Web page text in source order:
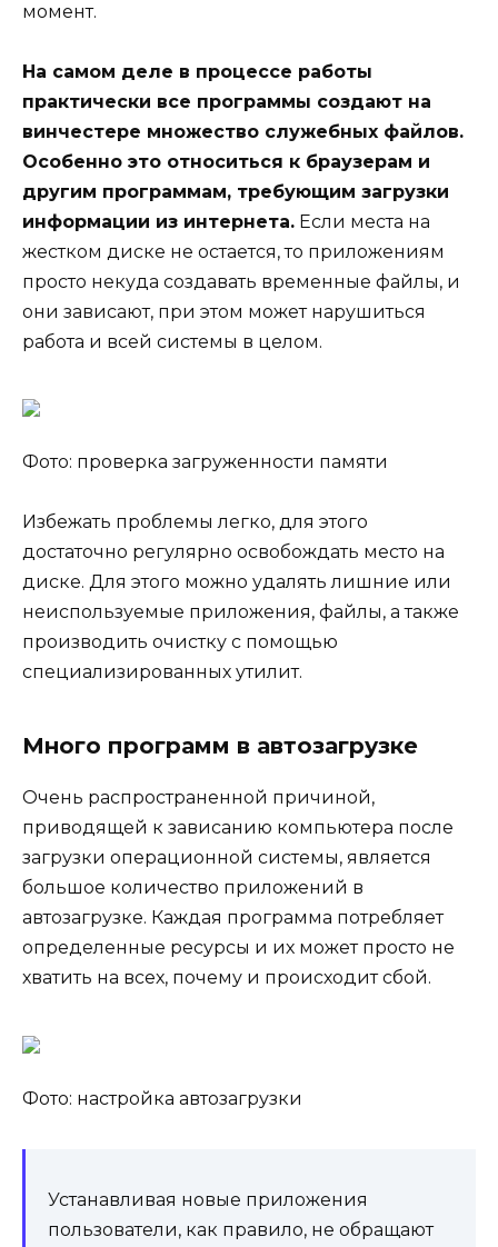
момент.
На самом деле в процессе работы
практически все программы создают на
винчестере множество служебных файлов.
Особенно это относиться к браузерам и
другим программам, требующим загрузки
информации из интернета. Если места на
жестком диске не остается, то приложениям
просто некуда создавать временные файлы, и
они зависают, при этом может нарушиться
работа и всей системы в целом.
Фото: проверка загруженности памяти
Избежать проблемы легко, для этого
достаточно регулярно освобождать место на
диске. Для этого можно удалять лишние или
неиспользуемые приложения, файлы, а также
производить очистку с помощью
специализированных утилит.
Много программ в автозагрузке
Очень распространенной причиной,
приводящей к зависанию компьютера после
загрузки операционной системы, является
большое количество приложений в
автозагрузке. Каждая программа потребляет
определенные ресурсы и их может просто не
хватить на всех, почему и происходит сбой.
Фото: настройка автозагрузки
Устанавливая новые приложения
пользователи, как правило, не обращают